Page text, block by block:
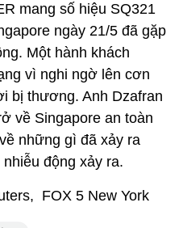
mang số hiệu SQ321
ngày 21/5 đã gặp
Một hành khách
vì nghi ngờ lên cơn
bị thương. Anh Dzafran
về Singapore an toàn
những gì đã xảy ra
động xảy ra.
FOX 5 New York